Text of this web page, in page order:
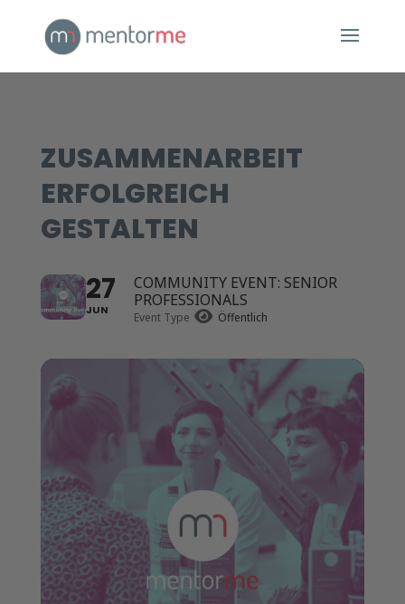
ZUSAMMENARBEIT
ERFOLGREICH
GESTALTEN
27
JUN
COMMUNITY EVENT: SENIOR
PROFESSIONALS
Event Type Öffentlich